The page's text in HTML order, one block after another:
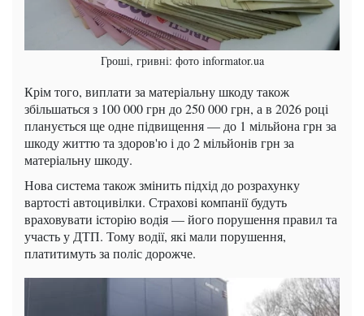
Гроші, гривні: фото informator.ua
Крім того, виплати за матеріальну шкоду також
збільшаться з 100 000 грн до 250 000 грн, а в 2026 році
планується ще одне підвищення — до 1 мільйона грн за
шкоду життю та здоров'ю і до 2 мільйонів грн за
матеріальну шкоду.
Нова система також змінить підхід до розрахунку
вартості автоцивілки. Страхові компанії будуть
враховувати історію водія — його порушення правил та
участь у ДТП. Тому водії, які мали порушення,
платитимуть за поліс дорожче.